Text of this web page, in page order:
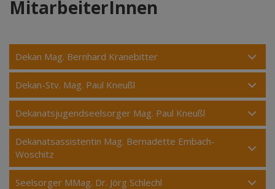
MitarbeiterInnen
Dekan Mag. Bernhard Kranebitter
Dekan-Stv. Mag. Paul Kneußl
Dekanatsjugendseelsorger Mag. Paul Kneußl
Dekanatsassistentin Mag. Bernadette Embach-
Woschitz
Seelsorger MMag. Dr. Jörg Schlechl